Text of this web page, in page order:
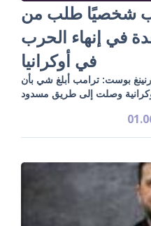
شخصيًا طلب من
في إنهاء الحرب
في أوكرانيا
بوست: ترامب أبلغ شي بأن
وصلت إلى طريق مسدود